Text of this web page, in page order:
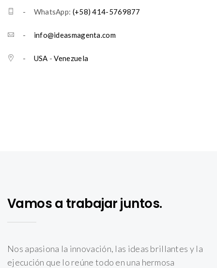
- WhatsApp: (+58) 414-5769877
- info@ideasmagenta.com
- USA -Venezuela
Vamos a trabajar juntos.
Nos apasiona la innovación, las ideas brillantes y la
ejecución que lo reúne todo en una hermosa